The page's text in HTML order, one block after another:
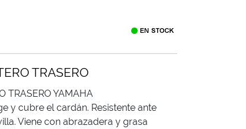
TRASERO
TRASERO YAMAHA
y cubre el cardán. Resistente ante
Viene con abrazadera y grasa